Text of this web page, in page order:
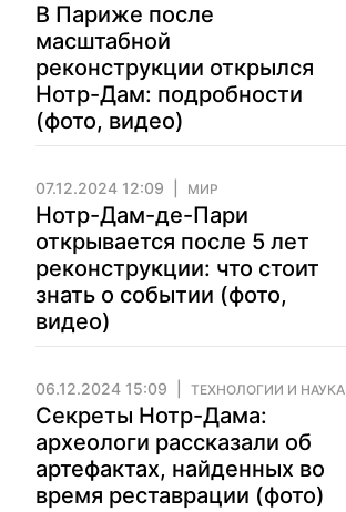
В Париже после
масштабной
реконструкции открылся
Нотр-Дам: подробности
(фото, видео)
07.12.2024 12:09 МИР
Нотр-Дам-де-Пари
открывается после 5 лет
реконструкции: что стоит
знать о событии (фото,
видео)
06.12.2024 15:09 ТЕХНОЛОГИИ И НАУКА
Секреты Нотр-Дама:
археологи рассказали об
артефактах, найденных во
время реставрации (фото)